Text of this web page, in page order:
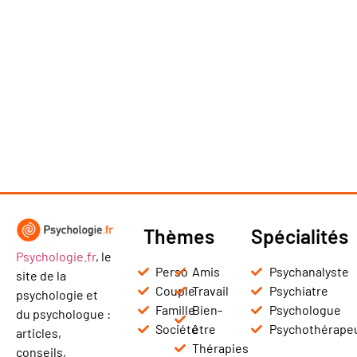
Psychologie.fr, le
site de la
psychologie et
du psychologue :
articles,
conseils,
Thèmes
Perso
Couple
Famille
Société
Amis
Travail
Bien-
être
Thérapies
Spécialités
Psychanalyste
Psychiatre
Psychologue